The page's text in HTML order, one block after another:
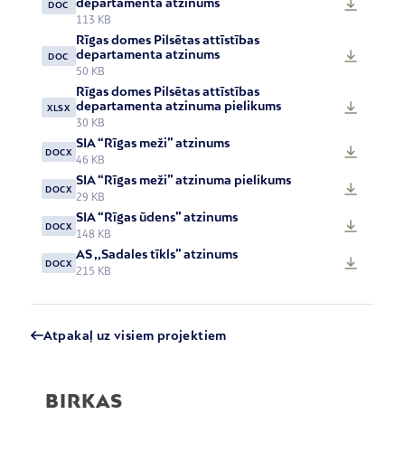
DOC
113 KB
DOC
Rīgas domes Pilsētas attīstības
departamenta atzinums
50 KB
XLSX
Rīgas domes Pilsētas attīstības
departamenta atzinuma pielikums
30 KB
DOCX
SIA “Rīgas meži” atzinums
46 KB
DOCX
SIA “Rīgas meži” atzinuma pielikums
29 KB
DOCX
SIA “Rīgas ūdens” atzinums
148 KB
DOCX
AS ,,Sadales tīkls” atzinums
215 KB
Atpakaļ uz visiem projektiem
BIRKAS